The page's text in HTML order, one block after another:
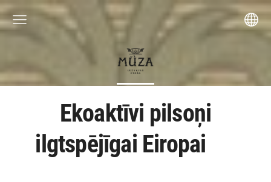
Ekoaktīvi pilsoņi
ilgtspējīgai Eiropai